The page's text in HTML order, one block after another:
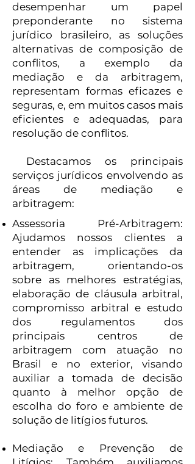
desempenhar um papel
preponderante no sistema
jurídico brasileiro, as soluções
alternativas de composição de
conflitos, a exemplo da
mediação e da arbitragem,
representam formas eficazes e
seguras, e, em muitos casos mais
eficientes e adequadas, para
resolução de conflitos.
Destacamos os principais
serviços jurídicos envolvendo as
áreas de mediação e
arbitragem:
Assessoria Pré-Arbitragem:
Ajudamos nossos clientes a
entender as implicações da
arbitragem, orientando-os
sobre as melhores estratégias,
elaboração de cláusula arbitral,
compromisso arbitral e estudo
dos regulamentos dos
principais centros de
arbitragem com atuação no
Brasil e no exterior, visando
auxiliar a tomada de decisão
quanto à melhor opção de
escolha do foro e ambiente de
solução de litígios futuros.
Mediação e Prevenção de